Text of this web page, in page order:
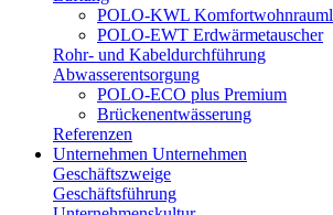
POLO-KWL
POLO-EWT Erdwärmetauscher
Rohr- und Kabeldurchführung
Abwasserentsorgung
POLO-ECO plus Premium
Brückenentwässerung
Referenzen
Unternehmen Unternehmen
Geschäftszweige
Geschäftsführung